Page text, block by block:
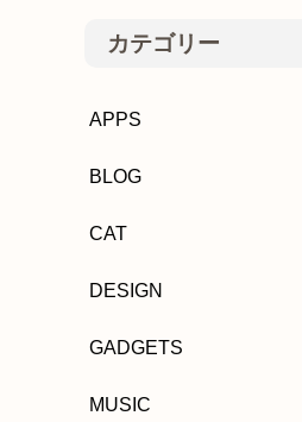
カテゴリー
APPS
BLOG
CAT
DESIGN
GADGETS
MUSIC